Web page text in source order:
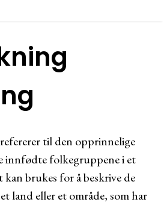
til den opprinnelige
innfødte folkegruppene i et
brukes for å beskrive de
land eller et område, som har